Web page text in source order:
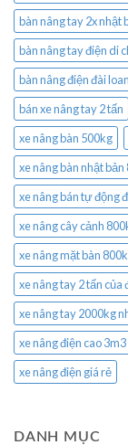
bàn nâng tay 2x nhật
bàn nâng tay điện di
bàn nâng điện đài loan
bán xe nâng tay 2 tấn
xe nâng bàn 500kg
xe nâng bàn nhật
xe nâng bán tự động
xe nâng cây cảnh
xe nâng mặt bàn
xe nâng tay 2 tấn của
xe nâng tay 2000kg
xe nâng điện cao 3m3
xe nâng điện giá rẻ
DANH MỤC